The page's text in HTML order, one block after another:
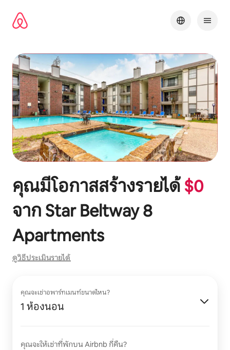
คุณมีโอกาสสร้างรายได้$0
จาก Star Beltway 8
Apartments
ดูวิธีประเมินรายได้
คุณจะเช่าอพาร์ทเมนท์ขนาดไหน?
1 ห้องนอน
คุณจะให้เช่าที่พักบน Airbnb กี่คืน?